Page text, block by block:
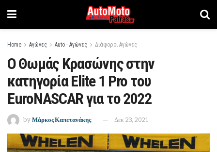
Home Αγώνες Auto - Αγώνες Διάφοροι Αγώνες
Ο Θωμάς Κρασώνης στην
κατηγορία Elite 1 Pro του
EuroNASCAR για το 2022
by Μάρκος Καπετανάκης Δεκ 23, 2021